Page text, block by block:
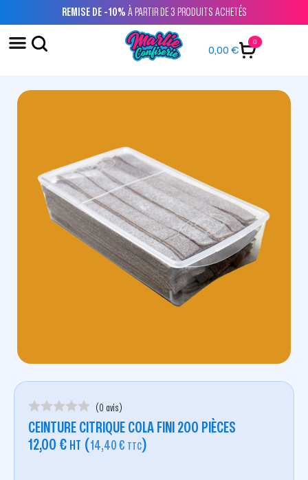
REMISE DE -10% À PARTIR DE 3 PRODUITS ACHETÉS
0,00€
0
(0 avis)
CEINTURE CITRIQUE COLA FINI 200 PIÈCES
12,00 € HT (14,40 € TTC)